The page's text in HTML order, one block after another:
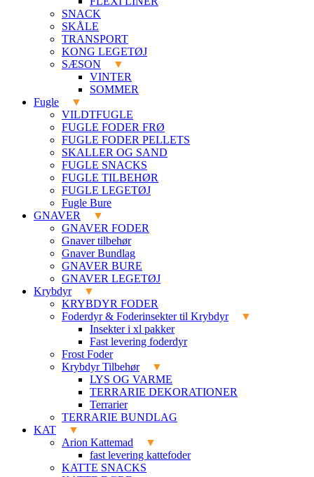
SNACK
SKÅLE
TRANSPORT
KONG LEGETØJ
SÆSON
VINTER
SOMMER
Fugle
VILDTFUGLE
FUGLE FODER FRØ
FUGLE FODER PELLETS
SKALLER OG SAND
FUGLE SNACKS
FUGLE TILBEHØR
FUGLE LEGETØJ
Fugle Bure
GNAVER
GNAVER FODER
Gnaver tilbehør
Gnaver Bundlag
GNAVER BURE
GNAVER LEGETØJ
Krybdyr
KRYBDYR FODER
Foderdyr & Foderinsekter til Krybdyr
Insekter i xl pakker
Fast levering foderdyr
Frost Foder
Krybdyr Tilbehør
LYS OG VARME
TERRARIE DEKORATIONER
Terrarier
TERRARIE BUNDLAG
KAT
Arion Kattemad
fast levering kattefoder
KATTE SNACKS